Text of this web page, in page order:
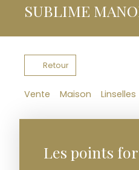
SUBLIME
Retour
Vente Maison Linselles
Les points